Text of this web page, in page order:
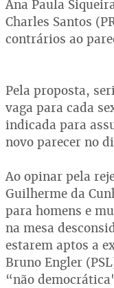
Ana Paula
Charles Santos
contrários ao
Pela proposta,
vaga para cada
indicada para
novo parecer no
Ao opinar pela
Guilherme da
para homens e
na mesa
estarem aptos a
Bruno Engler
“não